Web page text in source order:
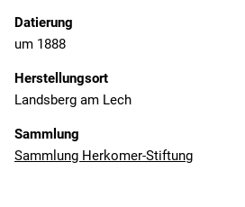
Datierung
um 1888
Herstellungsort
Landsberg am Lech
Sammlung
Sammlung Herkomer-Stiftung